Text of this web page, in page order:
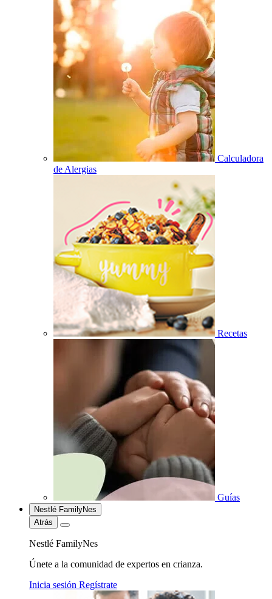
Calculadora
de Alergias
Recetas
Guías
Nestlé FamilyNes
Atrás
Nestlé FamilyNes
Únete a la comunidad de expertos en crianza.
Inicia sesión Regístrate